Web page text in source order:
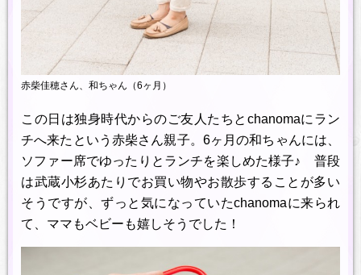
赤柴佳穂さん、和ちゃん（6ヶ月）
この日は独身時代からのご友人たちとchanomaにラン
チへ来たという赤柴さん親子。6ヶ月の和ちゃんには、
ソファー席でゆったりとランチを楽しめた様子♪ 普段
は武蔵小杉あたりでお買い物やお散歩することが多い
そうですが、ずっと気になっていたchanomaに来られ
て、ママもベビーも嬉しそうでした！